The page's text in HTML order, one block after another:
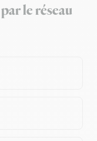
le réseau